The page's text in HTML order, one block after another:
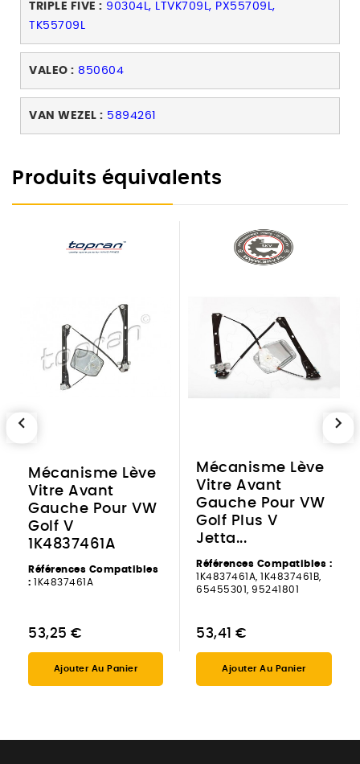
TRIPLE FIVE : 90304L, LTVK709L, PX55709L,
TK55709L
VALEO : 850604
VAN WEZEL : 5894261
Produits équivalents
Mécanisme Lève
Vitre Avant
Gauche Pour VW
Golf V
1K4837461A
Références Compatibles
: 1K4837461A
53,25 €
Ajouter Au Panier
Mécanisme Lève
Vitre Avant
Gauche Pour VW
Golf Plus V
Jetta...
Références Compatibles :
1K4837461A, 1K4837461B,
65455301, 95241801
53,41 €
Ajouter Au Panier
chevron_left chevron_right